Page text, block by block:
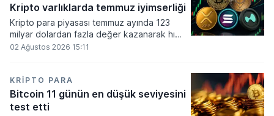
kalmaya devam ediyor.
Kripto varlıklarda temmuz iyimserliği
Kripto para piyasası temmuz ayında 123
milyar dolardan fazla değer kazanarak hızlı
bir toparlanma sürecine girdi. Bitcoin ve
2 trilyon 159 milyar 780 milyon dolar
seviyesine ulaştı.
02 Ağustos 2026 15:11
KRIPTO PARA
Bitcoin 11 günün en düşük seviyesini
test etti